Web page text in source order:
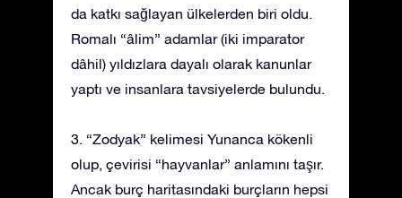
da katkı sağlayan ülkelerden biri oldu.
Romalı “âlim” adamlar (iki imparator
dâhil) yıldızlara dayalı olarak kanunlar
yaptı ve insanlara tavsiyelerde bulundu.
3. “Zodyak” kelimesi Yunanca kökenli
olup, çevirisi “hayvanlar” anlamını taşır.
Ancak burç haritasındaki burçların hepsi